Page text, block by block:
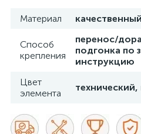
Материал
Способ
крепления
перенос/
подгонка по
инструкцию
Цвет
элемента